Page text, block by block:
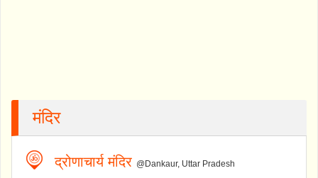
मंदिर
द्रोणाचार्य मंदिर @Dankaur, Uttar Pradesh